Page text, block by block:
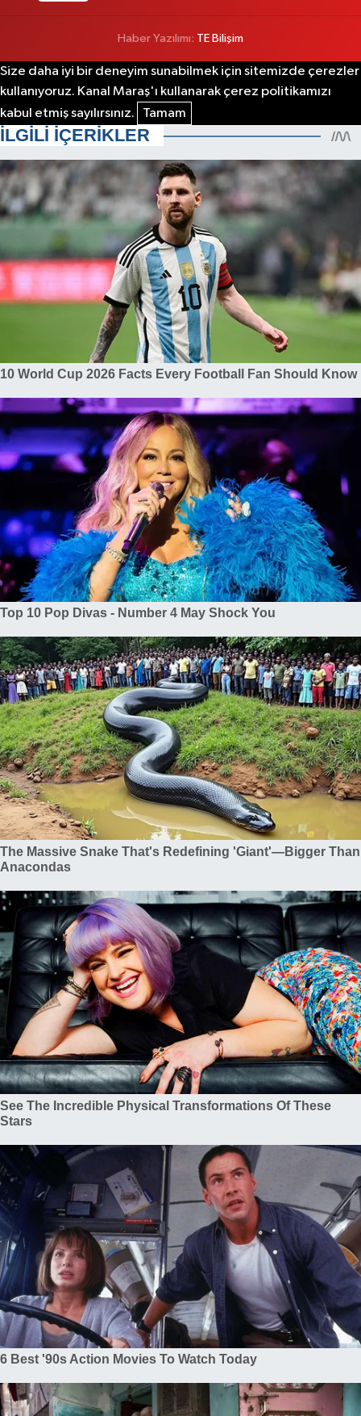
Haber Yazılımı: TE Bilişim
Size daha iyi bir deneyim sunabilmek için sitemizde çerezler
kullanıyoruz. Kanal Maraş'ı kullanarak çerez politikamızı
kabul etmiş sayılırsınız.
Tamam